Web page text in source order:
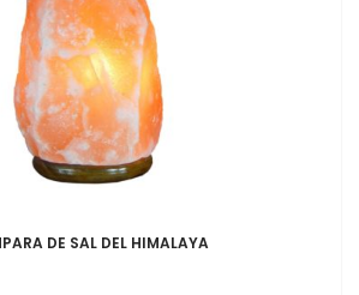
DE SAL DEL HIMALAYA